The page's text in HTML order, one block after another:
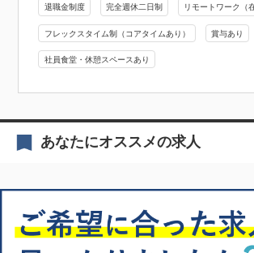
退職金制度 完全週休二日制 リモートワーク（
フレックスタイム制（コアタイムあり） 賞与あり
社員食堂・休憩スペースあり
あなたにオススメの求人